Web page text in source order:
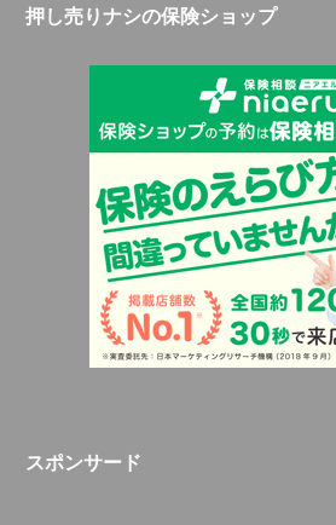
押し売りナシの保険ショップ
スポンサード